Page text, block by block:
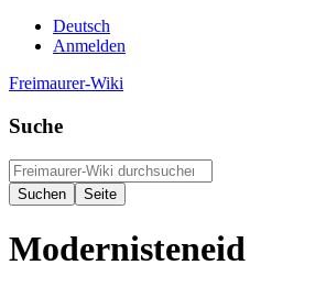
Deutsch
Anmelden
Freimaurer-Wiki
Suche
Modernisteneid